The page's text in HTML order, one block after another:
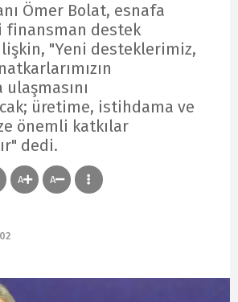
Ömer Bolat, esnafa
finansman destek
"Yeni desteklerimiz,
üretime, istihdama ve
önemli katkılar
dedi.
A A